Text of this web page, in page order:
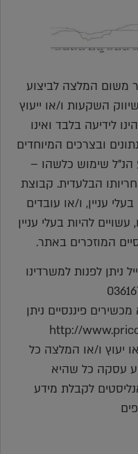
משום המלצה לביצוע
השקעות ו/או ייעוץ
לידיעה בלבד ואינו
ובצרכים המיוחדים
שימוש כלשהו –
הבלעדית. קבוצת
עניין, ו/או עובדים
להיות בעלי עניין
המוזכרים באתר.
ניתן לפנות למשרדינו
פיננסיים ניתן
יעוץ ו/או המלצה כל
עסקה כל שהיא
לקבלת מידע